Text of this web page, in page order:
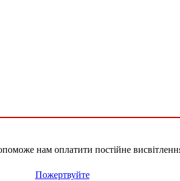
нам оплатити постійне
Пожертвуйте